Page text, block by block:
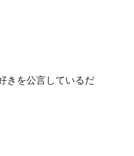
きを公言しているだ